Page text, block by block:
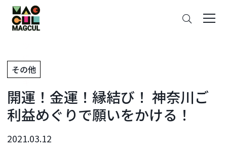
ン
テ
ン
に
ス
キ
ッ
プ
その他
開運！金運！縁結び！ 神奈川ご
利益めぐりで願いをかける！
2021.03.12